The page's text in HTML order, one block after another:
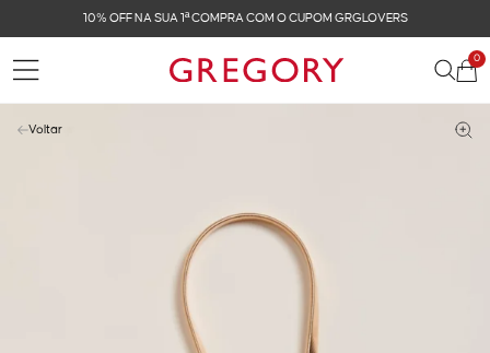
10% OFF NA SUA 1ª COMPRA COM O CUPOM GRGLOVERS
0
Voltar